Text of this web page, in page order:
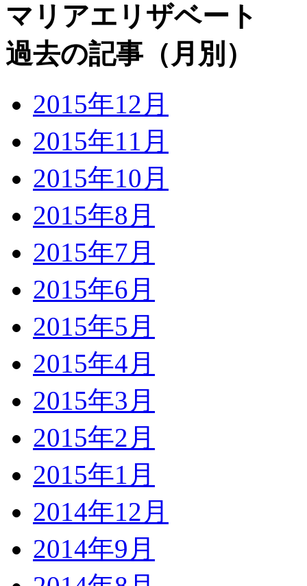
マリアエリザベート
過去の記事（月別）
2015年12月
2015年11月
2015年10月
2015年8月
2015年7月
2015年6月
2015年5月
2015年4月
2015年3月
2015年2月
2015年1月
2014年12月
2014年9月